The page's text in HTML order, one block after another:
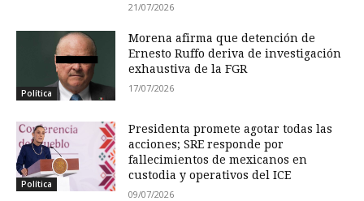
21/07/2026
Política
Morena afirma que detención de
Ernesto Ruffo deriva de investigación
exhaustiva de la FGR
17/07/2026
Política
Presidenta promete agotar todas las
acciones; SRE responde por
fallecimientos de mexicanos en
custodia y operativos del ICE
09/07/2026